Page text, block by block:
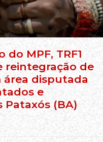
do MPF, TRF1
reintegração de
área disputada
e
Pataxós (BA)